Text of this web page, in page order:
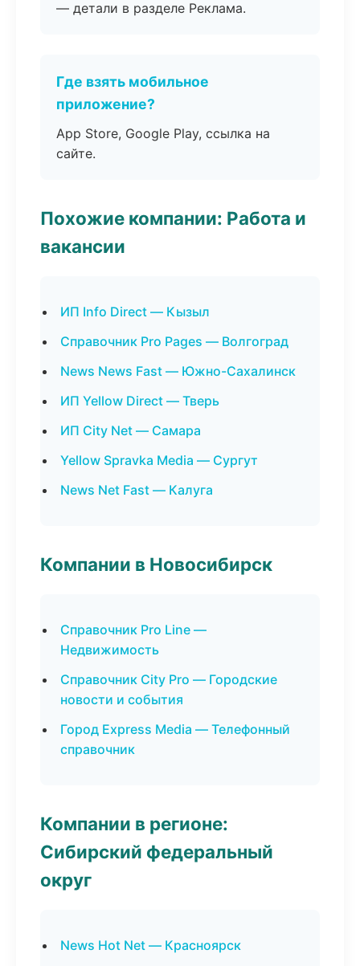
— детали в разделе Реклама.
Где взять мобильное
приложение?
App Store, Google Play, ссылка на
сайте.
Похожие компании: Работа и
вакансии
ИП Info Direct — Кызыл
Справочник Pro Pages — Волгоград
News News Fast — Южно-Сахалинск
ИП Yellow Direct — Тверь
ИП City Net — Самара
Yellow Spravka Media — Сургут
News Net Fast — Калуга
Компании в Новосибирск
Справочник Pro Line —
Недвижимость
Справочник City Pro — Городские
новости и события
Город Express Media — Телефонный
справочник
Компании в регионе:
Сибирский федеральный
округ
News Hot Net — Красноярск